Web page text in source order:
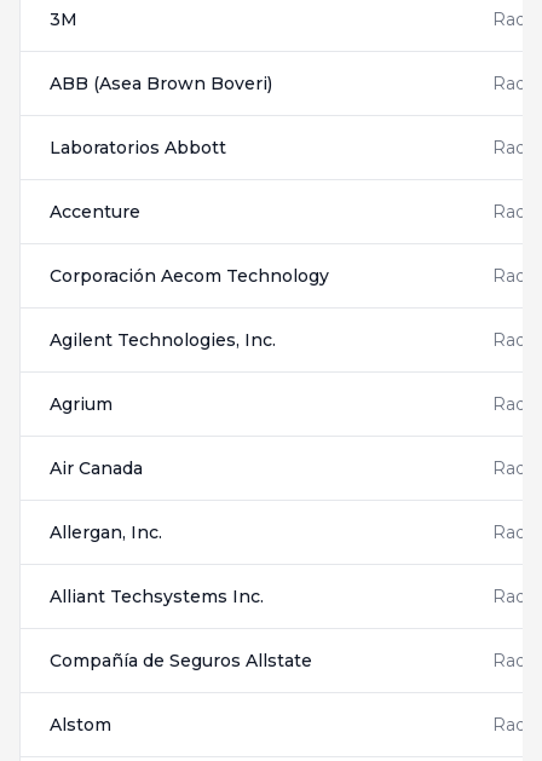
3M
ABB (Asea Brown Boveri)
Laboratorios Abbott
Accenture
Corporación Aecom Technology
Agilent Technologies, Inc.
Agrium
Air Canada
Allergan, Inc.
Alliant Techsystems Inc.
Compañía de Seguros Allstate
Alstom